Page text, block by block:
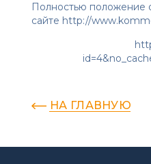
Полностью положение
сайте http://
НА ГЛАВНУЮ